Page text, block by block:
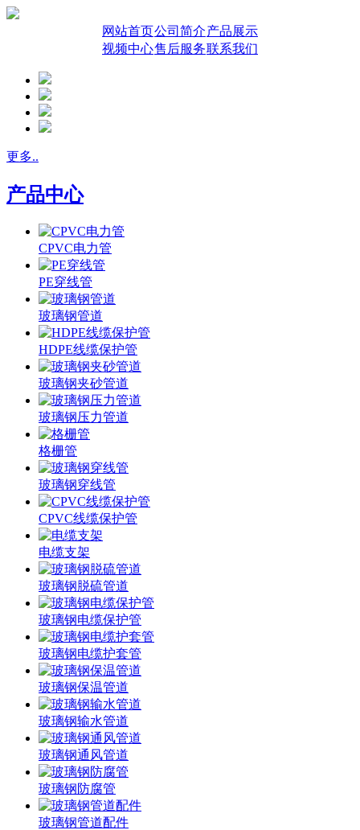
网站首页公司简介产品展示
视频中心售后服务联系我们
更多..
产品中心
CPVC电力管
PE穿线管
玻璃钢管道
HDPE线缆保护管
玻璃钢夹砂管道
玻璃钢压力管道
格栅管
玻璃钢穿线管
CPVC线缆保护管
电缆支架
玻璃钢脱硫管道
玻璃钢电缆保护管
玻璃钢电缆护套管
玻璃钢保温管道
玻璃钢输水管道
玻璃钢通风管道
玻璃钢防腐管
玻璃钢管道配件